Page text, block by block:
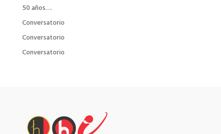
50 años….
Conversatorio
Conversatorio
Conversatorio